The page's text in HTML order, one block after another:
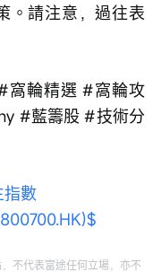
。請注意，過往表
輪精選 #窩輪攻
#藍籌股 #技術分
指數
不代表富途任何立場，亦不